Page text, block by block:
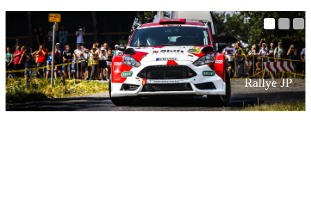
Rallye JP